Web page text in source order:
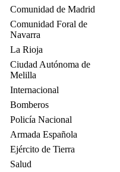
Comunidad de Madrid
Comunidad Foral de
Navarra
La Rioja
Ciudad Autónoma de
Melilla
Internacional
Bomberos
Policía Nacional
Armada Española
Ejército de Tierra
Salud